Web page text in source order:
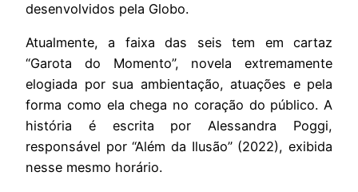
desenvolvidos pela Globo.
Atualmente, a faixa das seis tem em cartaz
“Garota do Momento”, novela extremamente
elogiada por sua ambientação, atuações e pela
forma como ela chega no coração do público. A
história é escrita por Alessandra Poggi,
responsável por “Além da Ilusão” (2022), exibida
nesse mesmo horário.